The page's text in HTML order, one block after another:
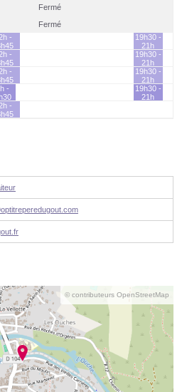
Fermé
Fermé
-
19h30 -
21h
-
19h30 -
21h
-
19h30 -
21h
-
19h30 -
21h
-
© contributeurs OpenStreetMap